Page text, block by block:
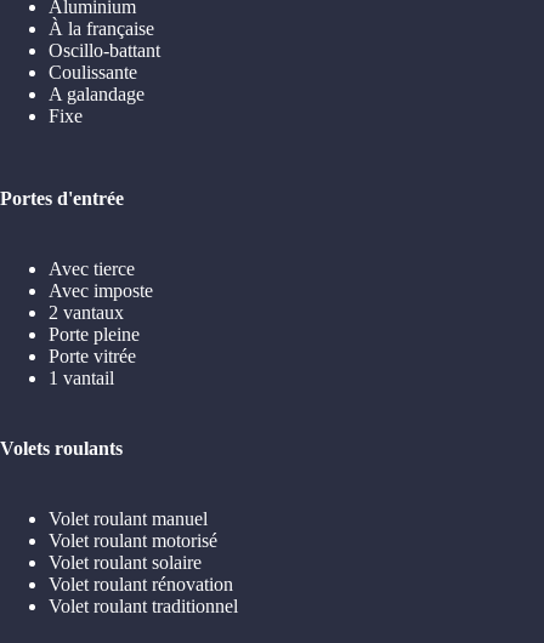
Aluminium
À la française
Oscillo-battant
Coulissante
A galandage
Fixe
Portes d'entrée
Avec tierce
Avec imposte
2 vantaux
Porte pleine
Porte vitrée
1 vantail
Volets roulants
Volet roulant manuel
Volet roulant motorisé
Volet roulant solaire
Volet roulant rénovation
Volet roulant traditionnel